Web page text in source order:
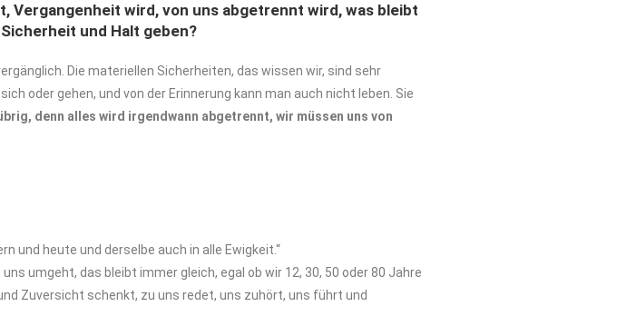
Vergangenheit wird, von uns abgetrennt wird, was bleibt
und Halt geben?
Die materiellen Sicherheiten, das wissen wir, sind sehr
oder gehen, und von der Erinnerung kann man auch nicht leben. Sie
denn alles wird irgendwann abgetrennt, wir müssen uns von
und heute und derselbe auch in alle Ewigkeit.“
umgeht, das bleibt immer gleich, egal ob wir 12, 30, 50 oder 80 Jahre
Zuversicht schenkt, zu uns redet, uns zuhört, uns führt und